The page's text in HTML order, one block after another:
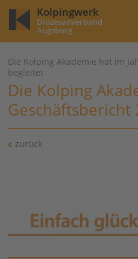
Kolpingwerk
Diözesanverband
Augsburg
Die Kolping Akademie hat im
begleitet
Die Kolping
Geschäftsbericht
zurück